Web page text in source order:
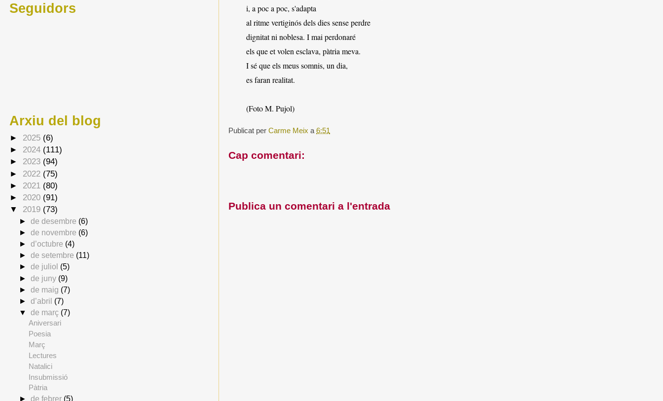
i, a poc a poc, s'adapta
al ritme vertiginós dels dies sense perdre
dignitat ni noblesa. I mai perdonaré
els que et volen esclava, pàtria meva.
I sé que els meus somnis, un dia,
es faran realitat.
(Foto M. Pujol)
Publicat per Carme Meix a 6:51
Cap comentari:
Publica un comentari a l'entrada
Seguidors
Arxiu del blog
► 2025 (6)
► 2024 (111)
► 2023 (94)
► 2022 (75)
► 2021 (80)
► 2020 (91)
▼ 2019 (73)
►de desembre (6)
►de novembre (6)
►d’octubre (4)
►de setembre (11)
►de juliol (5)
►de juny (9)
►de maig (7)
►d’abril (7)
▼de març (7)
Aniversari
Poesia
Març
Lectures
Natalici
Insubmissió
Pàtria
►de febrer (5)